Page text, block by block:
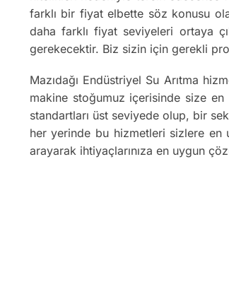
farklı bir fiyat elbette söz konusu
daha farklı fiyat seviyeleri ortaya
gerekecektir. Biz sizin için gerekli
Mazıdağı Endüstriyel Su Arıtma
makine stoğumuz içerisinde size en
standartları üst seviyede olup, bir
her yerinde bu hizmetleri sizlere en
arayarak ihtiyaçlarınıza en uygun